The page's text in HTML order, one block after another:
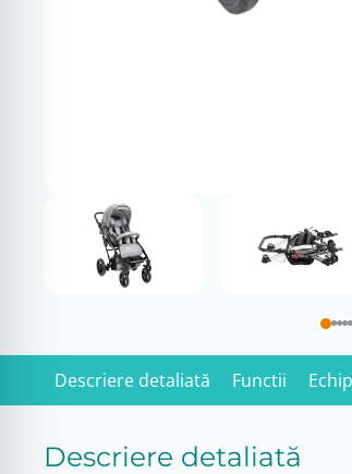
Descriere detaliată Functii
Descriere detaliată